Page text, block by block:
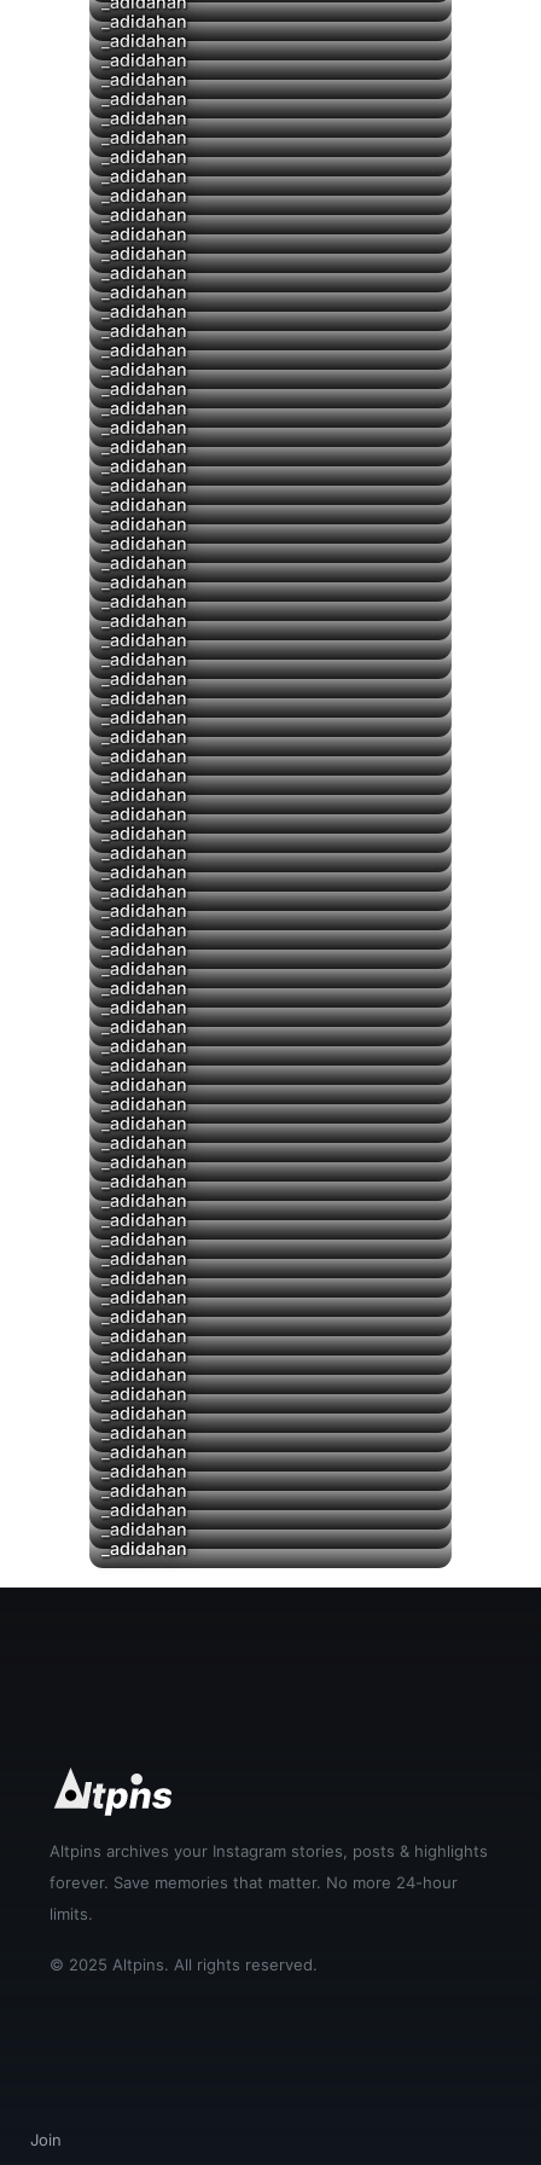
▶
_adidahan
_adidahan
▶
_adidahan
▶
_adidahan
▶
_adidahan
_adidahan
_adidahan
_adidahan
▶
_adidahan
▶
_adidahan
_adidahan
▶
_adidahan
_adidahan
_adidahan
▶
_adidahan
_adidahan
_adidahan
▶
_adidahan
_adidahan
_adidahan
▶
_adidahan
_adidahan
_adidahan
▶
_adidahan
▶
_adidahan
▶
_adidahan
▶
_adidahan
_adidahan
_adidahan
_adidahan
▶
_adidahan
▶
_adidahan
_adidahan
▶
_adidahan
_adidahan
▶
_adidahan
_adidahan
_adidahan
▶
_adidahan
▶
_adidahan
▶
_adidahan
▶
_adidahan
▶
_adidahan
▶
_adidahan
_adidahan
▶
_adidahan
▶
_adidahan
▶
_adidahan
▶
_adidahan
_adidahan
_adidahan
▶
_adidahan
▶
_adidahan
▶
_adidahan
▶
_adidahan
_adidahan
_adidahan
_adidahan
_adidahan
▶
_adidahan
_adidahan
_adidahan
_adidahan
_adidahan
▶
_adidahan
▶
_adidahan
▶
_adidahan
_adidahan
▶
_adidahan
▶
_adidahan
_adidahan
_adidahan
_adidahan
_adidahan
_adidahan
_adidahan
_adidahan
_adidahan
_adidahan
_adidahan
Altpins archives your Instagram stories, posts & highlights
forever. Save memories that matter. No more 24-hour
limits.
© 2025 Altpins. All rights reserved.
Join